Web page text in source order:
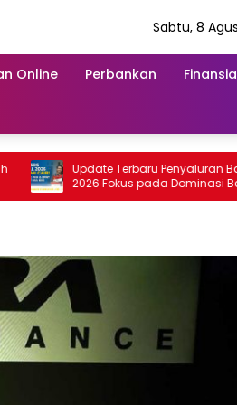
Sabtu, 8
Online Perbankan
Update Terbaru Penyaluran Bansos
2026 Fokus pada Dominasi Bank BNI
serta Struk BRI